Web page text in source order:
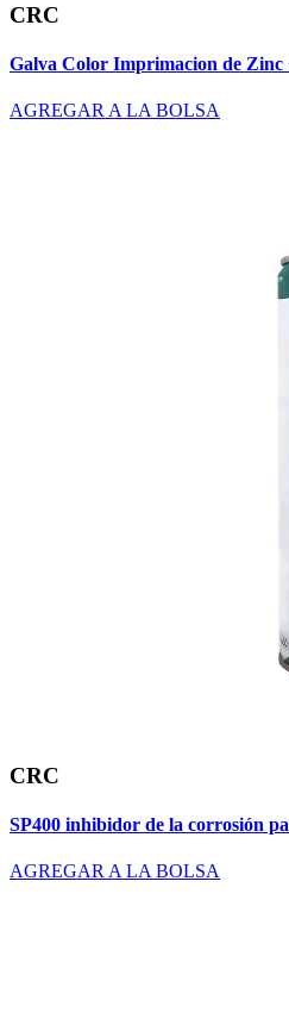
CRC
Galva Color Imprimacion de Zinc
AGREGAR A LA BOLSA
CRC
SP400 inhibidor de la corrosión
AGREGAR A LA BOLSA